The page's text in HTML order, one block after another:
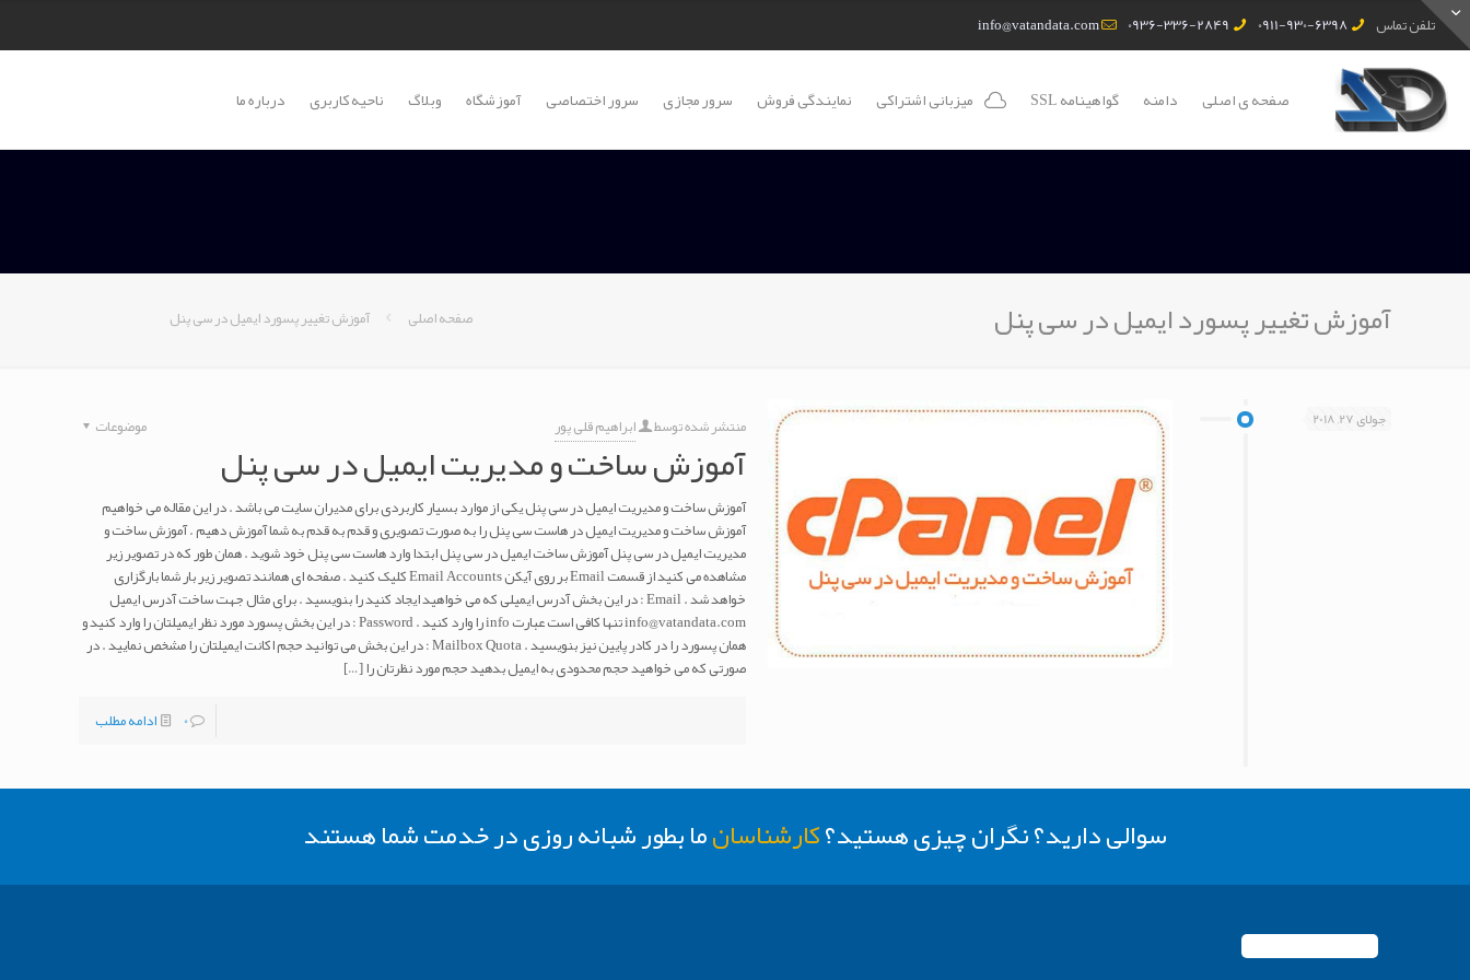
تلفن تماس 0911-930-6398
0936-336-2849
info@vatandata.com
صفحه ی اصلی دامنه گواهینامه SSL میزبانی اشتراکی نمایندگی فروش سرور مجازی سرور اختصاصی آموزشگاه وبلاگ ناحیه کاربری درباره ما
آموزش تغییر پسورد ایمیل در سی پنل صفحه اصلی آموزش تغییر پسورد ایمیل در سی پنل
جولای 27, 2018 منتشر شده توسط ابراهیم قلی پور موضوعات
آموزش ساخت و مدیریت ایمیل در سی پنل
آموزش ساخت و مدیریت ایمیل در سی پنل یکی از موارد بسیار کاربردی برای مدیران سایت می باشد . در این مقاله می خواهیم
آموزش ساخت و مدیریت ایمیل در هاست سی پنل را به صورت تصویری و قدم به قدم به شما آموزش دهیم . آموزش ساخت و
مدیریت ایمیل در سی پنل آموزش ساخت ایمیل در سی پنل ابتدا وارد هاست سی پنل خود شوید . همان طور که در تصویر زیر
مشاهده می کنید از قسمت Email بر روی آیکن Email Accounts کلیک کنید . صفحه ای همانند تصویر زیر بار شما بارگزاری
خواهد شد . Email : در این بخش آدرس ایمیلی که می خواهید ایجاد کنید را بنویسید . برای مثال جهت ساخت آدرس ایمیل
info@vatandata.com تنها کافی است عبارت info را وارد کنید . Password : در این بخش پسورد مورد نظر ایمیلتان را وارد کنید و
همان پسورد را در کادر پایین نیز بنویسید . Mailbox Quota : در این بخش می توانید حجم اکانت ایمیلتان را مشخص نمایید . در
صورتی که می خواهید حجم محدودی به ایمیل بدهید حجم مورد نظرتان را[…]
0
ادامه مطلب
سوالی دارید؟ نگران چیزی هستید؟کارشناسانما بطور شبانه روزی در خدمت شما هستند